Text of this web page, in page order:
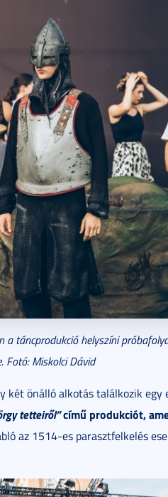
a táncprodukció helyszíni
Fotó: Miskolci Dávid
önálló alkotás találkozik egy
tetteiről”című produkciót,
az 1514-es parasztfelkelés